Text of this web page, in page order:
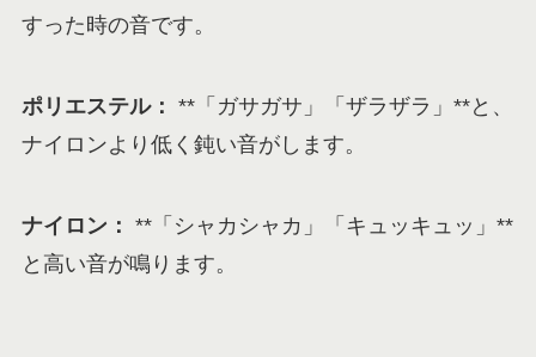
すった時の音です。
ポリエステル： **「ガサガサ」「ザラザラ」**と、
ナイロンより低く鈍い音がします。
ナイロン： **「シャカシャカ」「キュッキュッ」**
と高い音が鳴ります。